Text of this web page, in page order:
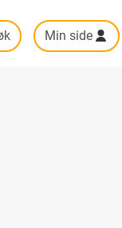
Min side